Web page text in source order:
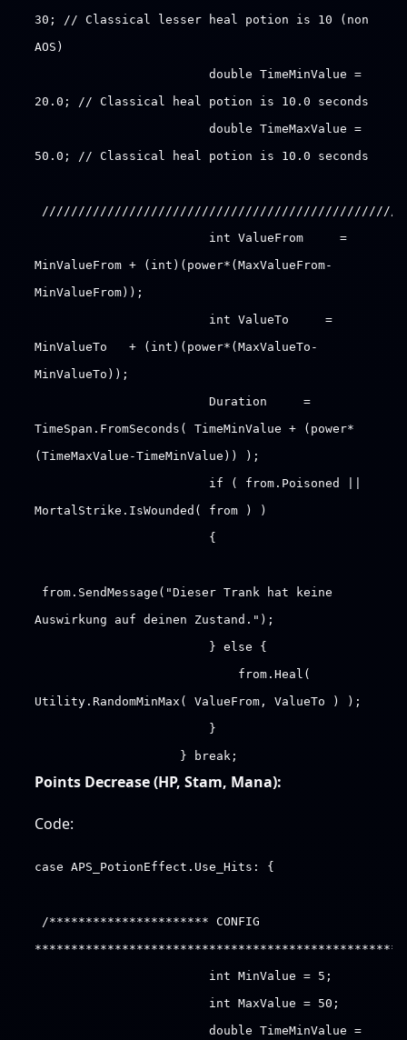
30; // Classical lesser heal potion is 10 (non
AOS)
double TimeMinValue =
20.0; // Classical heal potion is 10.0 seconds
double TimeMaxValue =
50.0; // Classical heal potion is 10.0 seconds
int ValueFrom =
MinValueFrom + (int)(power*(MaxValueFrom-
MinValueFrom));
int ValueTo =
MinValueTo + (int)(power*(MaxValueTo-
MinValueTo));
Duration =
TimeSpan.FromSeconds( TimeMinValue + (power*
(TimeMaxValue-TimeMinValue)) );
if ( from.Poisoned ||
MortalStrike.IsWounded( from ) )
{
from.SendMessage("Dieser Trank hat keine
Auswirkung auf deinen Zustand.");
} else {
from.Heal(
Utility.RandomMinMax( ValueFrom, ValueTo ) );
}
} break;
Points Decrease (HP, Stam, Mana):
Code:
case APS_PotionEffect.Use_Hits: {
/********************** CONFIG
int MinValue = 5;
int MaxValue = 50;
double TimeMinValue =